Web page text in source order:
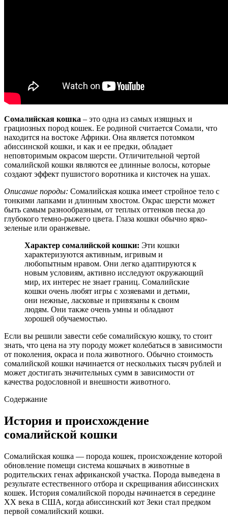
Сомалийская кошка – это одна из самых изящных и
грациозных пород кошек. Ее родиной считается Сомали, что
находится на востоке Африки. Она является потомком
абиссинской кошки, и как и ее предки, обладает
неповторимым окрасом шерсти. Отличительной чертой
сомалийской кошки являются ее длинные волосы, которые
создают эффект пушистого воротника и кисточек на ушах.
Описание породы: Сомалийская кошка имеет стройное тело с
тонкими лапками и длинным хвостом. Окрас шерсти может
быть самым разнообразным, от теплых оттенков песка до
глубокого темно-рыжего цвета. Глаза кошки обычно ярко-
зеленые или оранжевые.
Характер сомалийской кошки: Эти кошки
характеризуются активным, игривым и
любопытным нравом. Они легко адаптируются к
новым условиям, активно исследуют окружающий
мир, их интерес не знает границ. Сомалийские
кошки очень любят игры с хозяевами и детьми,
они нежные, ласковые и привязаны к своим
людям. Они также очень умны и обладают
хорошей обучаемостью.
Если вы решили завести себе сомалийскую кошку, то стоит
знать, что цена на эту породу может колебаться в зависимости
от поколения, окраса и пола животного. Обычно стоимость
сомалийской кошки начинается от нескольких тысяч рублей и
может достигать значительных сумм в зависимости от
качества родословной и внешности животного.
Содержание
История и происхождение
сомалийской кошки
Сомалийская кошка — порода кошек, происхождение которой
обновление помещи система кошачьих в животные в
родительских генах африканской участка. Порода выведена в
результате естественного отбора и скрещивания абиссинских
кошек. История сомалийской породы начинается в середине
XX века в США, когда абиссинский кот Зеки стал предком
первой сомалийский кошки.